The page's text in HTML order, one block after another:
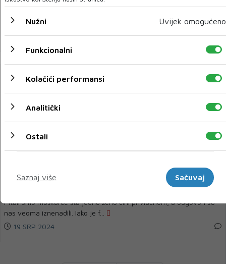
vam se ta osoba toliko sviđ...
20 SRP 2024
Muškarci odgovorili kakve žene ih privlače
Pitali smo muškarce šta jednu ženu čini privlačnom, a odgovori su
nas veoma iznenadili. Iako je f...
19 SRP 2024
Nužni Uvijek omogućeno
Funkcionalni
Kolačići performansi
Analitički
Ostali
Saznaj više
Sačuvaj